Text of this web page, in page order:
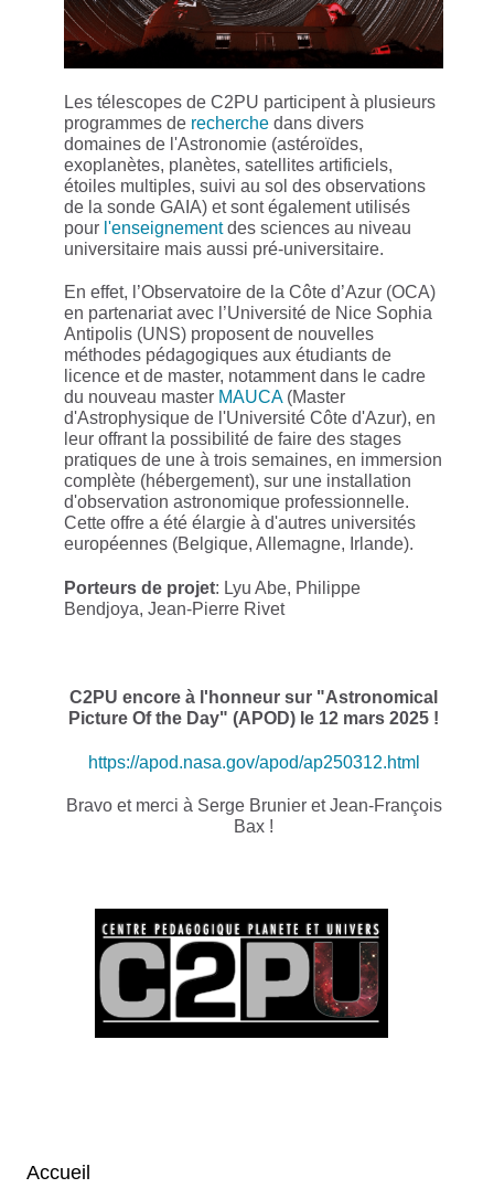
Les télescopes de C2PU participent à plusieurs
programmes de recherche dans divers
domaines de l'Astronomie (astéroïdes,
exoplanètes, planètes, satellites artificiels,
étoiles multiples, suivi au sol des observations
de la sonde GAIA) et sont également utilisés
pour l'enseignementdes sciences au niveau
universitaire mais aussi pré-universitaire.
En effet, l’Observatoire de la Côte d’Azur (OCA)
en partenariat avec l’Université de Nice Sophia
Antipolis (UNS) proposent de nouvelles
méthodes pédagogiques aux étudiants de
licence et de master, notamment dans le cadre
du nouveau master MAUCA(Master
d'Astrophysique de l'Université Côte d'Azur), en
leur offrant la possibilité de faire des stages
pratiques de une à trois semaines, en immersion
complète (hébergement), sur une installation
d'observation astronomique professionnelle.
Cette offre a été élargie à d'autres universités
européennes (Belgique, Allemagne, Irlande).
Porteurs de projet: Lyu Abe, Philippe
Bendjoya, Jean-Pierre Rivet
C2PU encore à l'honneur sur "Astronomical
Picture Of the Day" (APOD) le 12 mars 2025 !
https://apod.nasa.gov/apod/ap250312.html
Bravo et merci à Serge Brunier et Jean-François
Bax !
Accueil